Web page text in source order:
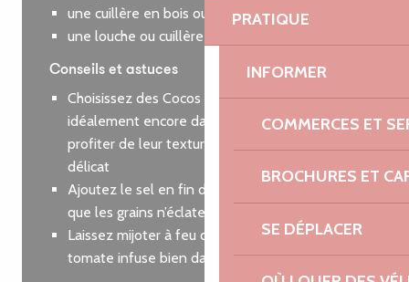
PRATIQUE
INFORMER
COMMERCES ET
BROCHURES ET
SE DÉPLACER
une cuillère en bois ou spatule
une louche ou cuillère
Conseils et astuces
Choisissez des Cocos de Paimpol frais,
idéalement encore dans la gousse, pour
profiter de leur texture fondante et goût
délicat
Ajoutez le sel en fin de cuisson pour éviter
que les grains n’éclatent prématurément.
Laissez mijoter à feu doux pour que la sauce
tomate infuse bien dans les cocos.